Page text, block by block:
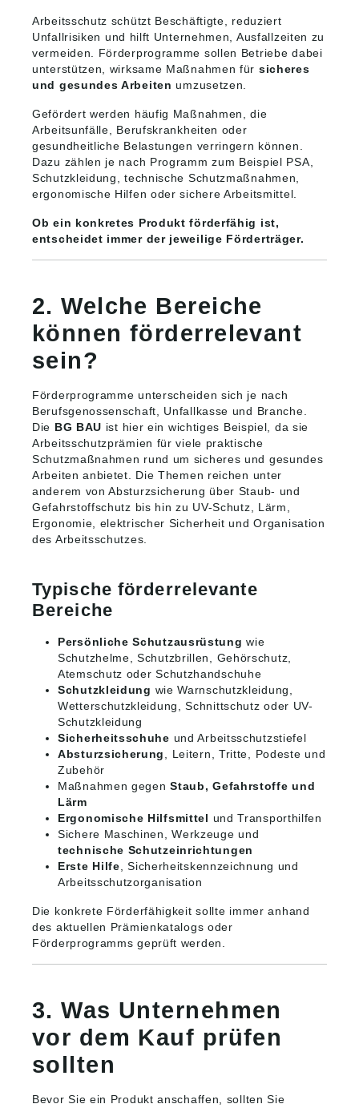
Arbeitsschutz schützt Beschäftigte, reduziert
Unfallrisiken und hilft Unternehmen, Ausfallzeiten zu
vermeiden. Förderprogramme sollen Betriebe dabei
unterstützen, wirksame Maßnahmen für sicheres
und gesundes Arbeiten umzusetzen.
Gefördert werden häufig Maßnahmen, die
Arbeitsunfälle, Berufskrankheiten oder
gesundheitliche Belastungen verringern können.
Dazu zählen je nach Programm zum Beispiel PSA,
Schutzkleidung, technische Schutzmaßnahmen,
ergonomische Hilfen oder sichere Arbeitsmittel.
Ob ein konkretes Produkt förderfähig ist,
entscheidet immer der jeweilige Förderträger.
2. Welche Bereiche
können förderrelevant
sein?
Förderprogramme unterscheiden sich je nach
Berufsgenossenschaft, Unfallkasse und Branche.
Die BG BAU ist hier ein wichtiges Beispiel, da sie
Arbeitsschutzprämien für viele praktische
Schutzmaßnahmen rund um sicheres und gesundes
Arbeiten anbietet. Die Themen reichen unter
anderem von Absturzsicherung über Staub- und
Gefahrstoffschutz bis hin zu UV-Schutz, Lärm,
Ergonomie, elektrischer Sicherheit und Organisation
des Arbeitsschutzes.
Typische förderrelevante
Bereiche
Persönliche Schutzausrüstung wie
Schutzhelme, Schutzbrillen, Gehörschutz,
Atemschutz oder Schutzhandschuhe
Schutzkleidung wie Warnschutzkleidung,
Wetterschutzkleidung, Schnittschutz oder UV-
Schutzkleidung
Sicherheitsschuhe und Arbeitsschutzstiefel
Absturzsicherung
, Leitern, Tritte, Podeste und
Zubehör
Maßnahmen gegenStaub, Gefahrstoffe und
Lärm
Ergonomische Hilfsmittel und Transporthilfen
Sichere Maschinen, Werkzeuge und
technische Schutzeinrichtungen
Erste Hilfe , Sicherheitskennzeichnung und
Arbeitsschutzorganisation
Die konkrete Förderfähigkeit sollte immer anhand
des aktuellen Prämienkatalogs oder
Förderprogramms geprüft werden.
3. Was Unternehmen
vor dem Kauf prüfen
sollten
Bevor Sie ein Produkt anschaffen, sollten Sie